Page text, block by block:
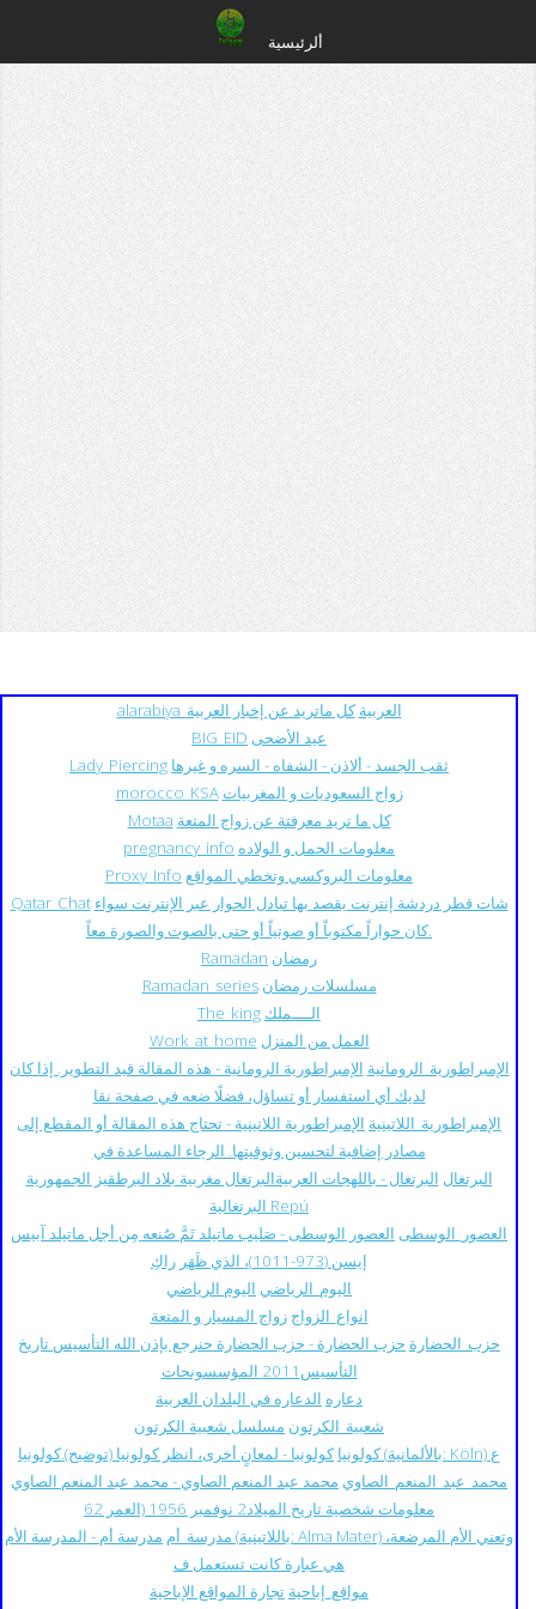
ألرئيسية
alarabiya_العربية كل ماتريد عن إخبار العربية
BIG_EID عيد الأضحى
Lady_Piercing ثقب الجسد - ألاذن - الشفاه - السره و غيرها
morocco_KSAزواج السعوديات و المغربيات
Motaa كل ما تريد معرفتة عن زواج المتعة
pregnancy_info معلومات الحمل و الولاده
Proxy_Info معلومات البروكسي وتخطي المواقع
Qatar_Chat شات قطر دردشة إنترنت يقصد بها تبادل الحوار عبر الإنترنت سواء
كان حواراً مكتوباً أو صوتياً أو حتى بالصوت والصورة معاً.
Ramadan رمضان
Ramadan_series مسلسلات رمضان
The_king الــــملك
Work_at_home العمل من المنزل
الإمبراطورية_الرومانية الإمبراطورية الرومانية - هذه المقالة قيد التطوير. إذا كان
لديك أي استفسار أو تساؤل، فضلًا ضعه في صفحة نقا
الإمبراطورية_اللاتينية الإمبراطورية اللاتينية - تحتاج هذه المقالة أو المقطع إلى
مصادر إضافية لتحسين وثوقيتها. الرجاء المساعدة في
البرتغال البرتغال - باللهجات العربيةالبرتغال مغربية بلاد البرطقيز الجمهورية
البرتغالية Repú
العصور_الوسطى العصور الوسطى - صَليب ماتيلد تَمَّ صُنعه مِن أجل ماتيلد آبيس
إيسن (973-1011)، الذي ظَهَر راكِ
اليوم_الرياضي اليوم الرياضي
انواع_الزواج زواج المسيار و المتعة
حزب_الحضارة حزب الحضارة - حزب الحضارة حنرجع بإذن الله التأسيس تاريخ
التأسيس2011 المؤسسونحات
دعاره الدعاره في البلدان العربية
شعبية_الكرتون مسلسل شعبية الكرتون
كولونيا
كولونيا - لمعانٍ أخرى، انظر كولونيا (توضيح).كولونيا (بالألمانية: Köln) ع
محمد_عبد_المنعم_الصاوي محمد عبد المنعم الصاوي - محمد عبد المنعم الصاوي
معلومات شخصية تاريخ الميلاد2 نوفمبر 1956 (العمر 62
مدرسة_أم مدرسة أم - المدرسة الأم (باللاتينية: Alma Mater) وتعني الأم المرضعة،
هي عبارة كانت تستعمل ف
مواقع_إباحية تجارة المواقع الإباحية